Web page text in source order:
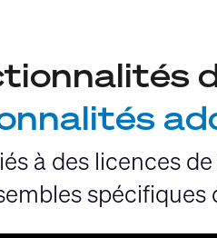
à des licences
spécifiques